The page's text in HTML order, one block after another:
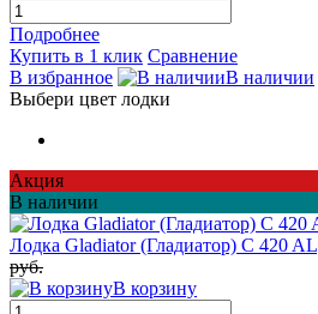
Подробнее
Купить в 1 клик Сравнение
В избранное
В наличии
Выбери цвет лодки
Акция
В наличии
Лодка Gladiator (Гладиатор) C 420 AL
руб.
В корзину